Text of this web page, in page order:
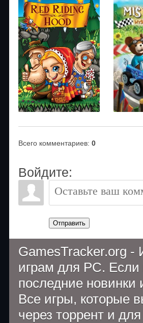
Всего комментариев: 0
Войдите:
Отправить
GamesTracker.org -
играм для PC.
последние новинки
Все игры, которые
через торрент и